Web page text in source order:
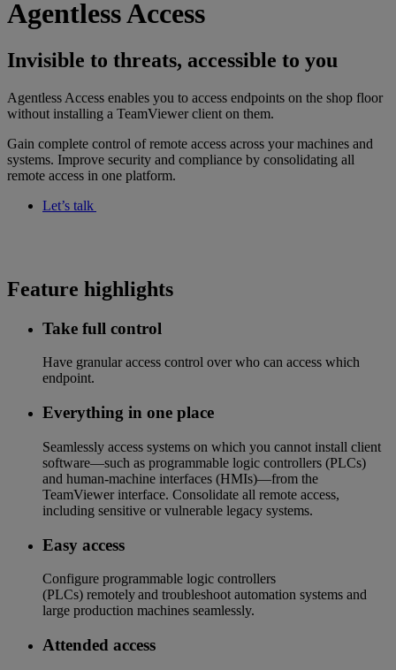
Agentless Access
Invisible to threats, accessible to you
Agentless Access enables you to access endpoints on the shop floor
without installing a TeamViewer client on them.
Gain complete control of remote access across your machines and
systems. Improve security and compliance by consolidating all
remote access in one platform.
Let’s talk
Feature highlights
Take full control​
Have granular access control over who can access which
endpoint​.
Everything in one place​
Seamlessly access systems on which you cannot install client
software—such as programmable logic controllers (PLCs)
and human-machine interfaces (HMIs)—from the
TeamViewer interface. Consolidate all remote access,
including sensitive or vulnerable legacy systems.
Easy access​
Configure programmable logic controllers
(PLCs) remotely and troubleshoot automation systems and
large production machines seamlessly.​​
Attended access